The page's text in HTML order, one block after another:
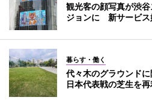
観光客の顔写真が渋
ジョンに 新サービス
暮らす・働く
代々木のグラウンド
日本代表戦の芝生を再